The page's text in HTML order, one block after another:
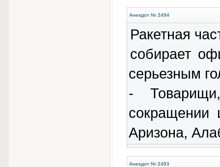
Анекдот № 2494
Ракетная
собирает
серьезным
-
Аризона,
Анекдот № 2493